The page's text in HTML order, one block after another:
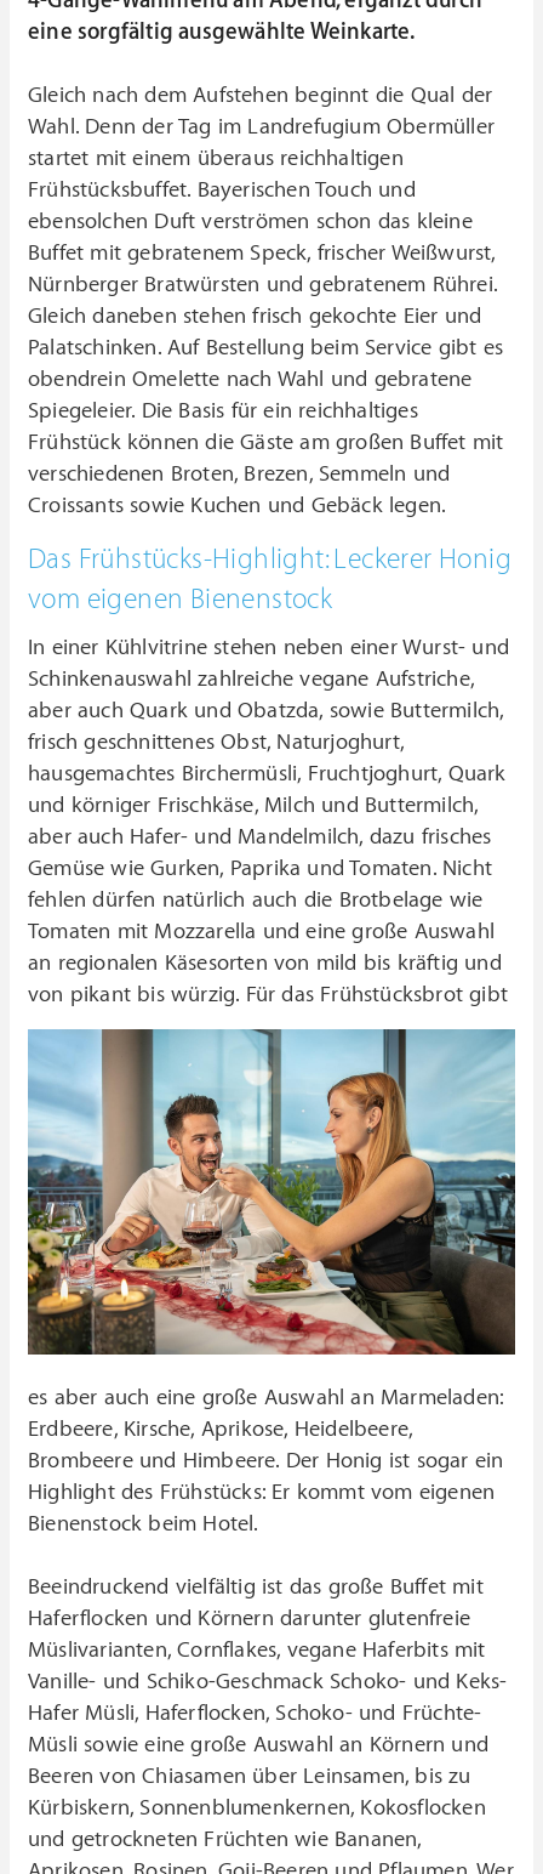
eine sorgfältig ausgewählte Weinkarte.
Gleich nach dem Aufstehen beginnt die Qual der
Wahl. Denn der Tag im Landrefugium Obermüller
startet mit einem überaus reichhaltigen
Frühstücksbuffet. Bayerischen Touch und
ebensolchen Duft verströmen schon das kleine
Buffet mit gebratenem Speck, frischer Weißwurst,
Nürnberger Bratwürsten und gebratenem Rührei.
Gleich daneben stehen frisch gekochte Eier und
Palatschinken. Auf Bestellung beim Service gibt es
obendrein Omelette nach Wahl und gebratene
Spiegeleier. Die Basis für ein reichhaltiges
Frühstück können die Gäste am großen Buffet mit
verschiedenen Broten, Brezen, Semmeln und
Croissants sowie Kuchen und Gebäck legen.
Das Frühstücks-Highlight: Leckerer Honig
vom eigenen Bienenstock
In einer Kühlvitrine stehen neben einer Wurst- und
Schinkenauswahl zahlreiche vegane Aufstriche,
aber auch Quark und Obatzda, sowie Buttermilch,
frisch geschnittenes Obst, Naturjoghurt,
hausgemachtes Birchermüsli, Fruchtjoghurt, Quark
und körniger Frischkäse, Milch und Buttermilch,
aber auch Hafer- und Mandelmilch, dazu frisches
Gemüse wie Gurken, Paprika und Tomaten. Nicht
fehlen dürfen natürlich auch die Brotbelage wie
Tomaten mit Mozzarella und eine große Auswahl
an regionalen Käsesorten von mild bis kräftig und
von pikant bis würzig. Für das Frühstücksbrot gibt
es aber auch eine große Auswahl an Marmeladen:
Erdbeere, Kirsche, Aprikose, Heidelbeere,
Brombeere und Himbeere. Der Honig ist sogar ein
Highlight des Frühstücks: Er kommt vom eigenen
Bienenstock beim Hotel.
Beeindruckend vielfältig ist das große Buffet mit
Haferflocken und Körnern darunter glutenfreie
Müslivarianten, Cornflakes, vegane Haferbits mit
Vanille- und Schiko-Geschmack Schoko- und Keks-
Hafer Müsli, Haferflocken, Schoko- und Früchte-
Müsli sowie eine große Auswahl an Körnern und
Beeren von Chiasamen über Leinsamen, bis zu
Kürbiskern, Sonnenblumenkernen, Kokosflocken
und getrockneten Früchten wie Bananen,